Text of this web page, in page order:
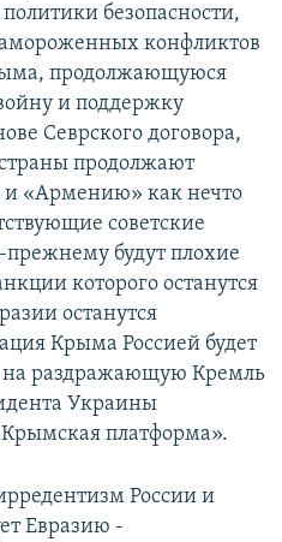
безопасности,
конфликтов
продолжающуюся
и поддержку
Севрского договора,
продолжают
и «Армению» как нечто
советские
будут плохие
которого останутся
останутся
Крыма Россией будет
на раздражающую Кремль
Украины
платформа».
России и
Евразию -